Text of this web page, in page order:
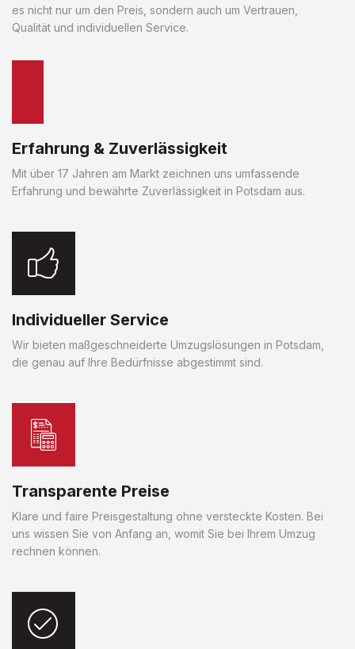
es nicht nur um den Preis, sondern auch um Vertrauen,
Qualität und individuellen Service.
Erfahrung & Zuverlässigkeit
Mit über 17 Jahren am Markt zeichnen uns umfassende
Erfahrung und bewährte Zuverlässigkeit in Potsdam aus.
Individueller Service
Wir bieten maßgeschneiderte Umzugslösungen in Potsdam,
die genau auf Ihre Bedürfnisse abgestimmt sind.
Transparente Preise
Klare und faire Preisgestaltung ohne versteckte Kosten. Bei
uns wissen Sie von Anfang an, womit Sie bei Ihrem Umzug
rechnen können.